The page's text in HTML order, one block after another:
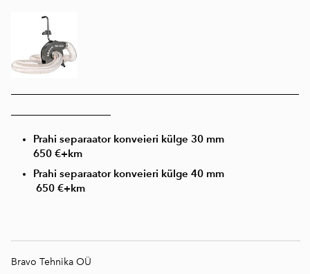
Prahi separaator konveieri külge 30 mm
650 €+km
Prahi separaator konveieri külge 40 mm
650 €+km
Bravo Tehnika OÜ